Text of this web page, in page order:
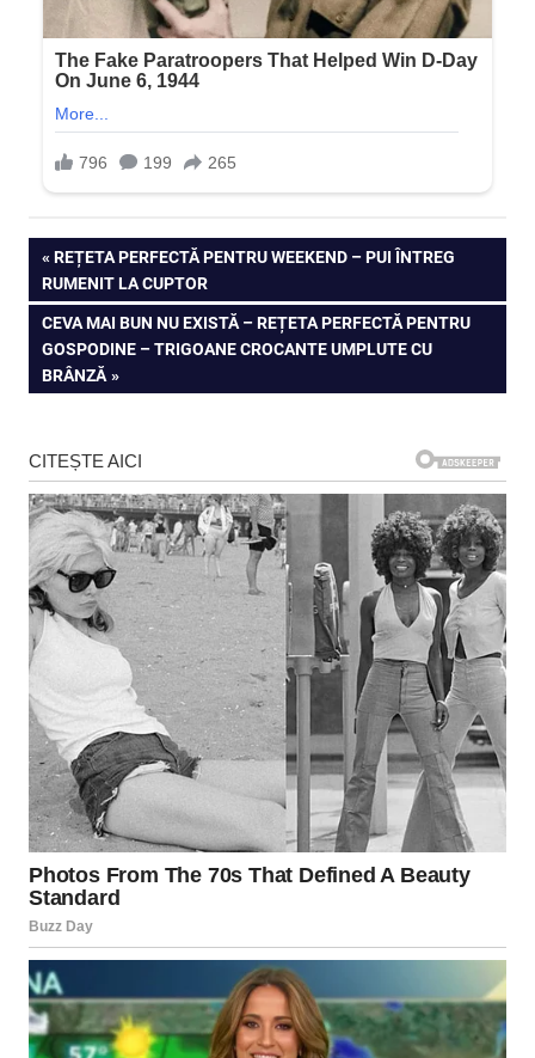
Navigare
în
articole
PREVIOUS
POST:
REȚETA PERFECTĂ PENTRU WEEKEND – PUI ÎNTREG
RUMENIT LA CUPTOR
NEXT
POST:
CEVA MAI BUN NU EXISTĂ – REȚETA PERFECTĂ PENTRU
GOSPODINE – TRIGOANE CROCANTE UMPLUTE CU
BRÂNZĂ